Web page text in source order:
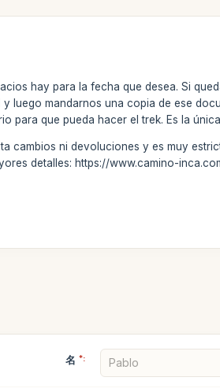
hay para la fecha que desea. Si
luego mandarnos una copia de ese
para que pueda hacer el trek. Es la
cambios ni devoluciones y es muy
detalles: https://www.camino-
名 *: